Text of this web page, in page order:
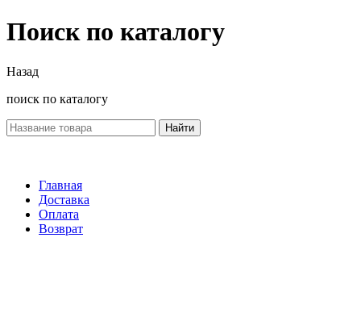
Поиск по каталогу
Назад
поиск по каталогу
Найти
Главная
Доставка
Оплата
Возврат